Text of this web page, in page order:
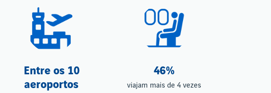
Entre os 10
aeroportos
46%
viajam mais de 4 vezes